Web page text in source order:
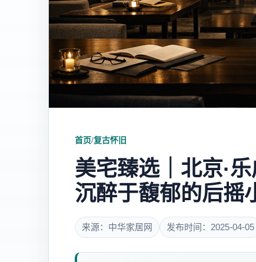
首页/复古怀旧
美宅臻选｜北京·
沉醉于馥郁的后摇
来源：中华家居网 发布时间：2025-04-05